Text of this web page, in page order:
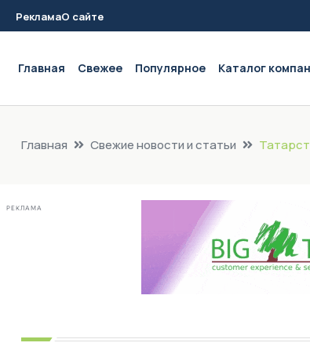
РекламаО сайте
Главная Свежее Популярное Каталог
Главная Свежие новости и статьи
РЕКЛАМА